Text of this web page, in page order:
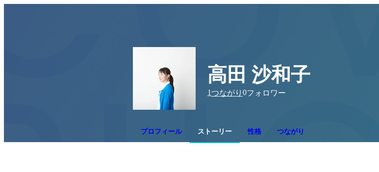
高田 沙和子
1つながり 0フォロワー
プロフィール ストーリー 性格 つながり